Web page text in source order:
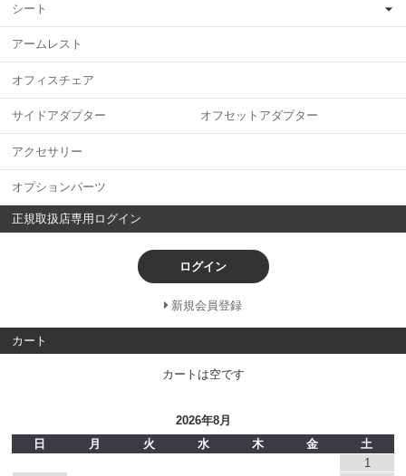
シート
アームレスト
オフィスチェア
サイドアダプター オフセットアダプター
アクセサリー
オプションパーツ
正規取扱店専用ログイン
ログイン
新規会員登録
カート
カートは空です
2026年8月
日
月 火 水 木 金
土
1